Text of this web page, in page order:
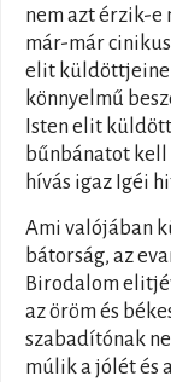
nem azt érzik-e
már-már
elit
könnyelmű
Isten elit
bűnbánatot kell
hívás igaz Igéi
Ami valójában
bátorság, az
Birodalom
az öröm és
szabadítónak
múlik a jólét és